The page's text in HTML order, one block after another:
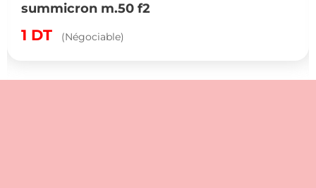
summicron m.50 f2
1 DT (Négociable)